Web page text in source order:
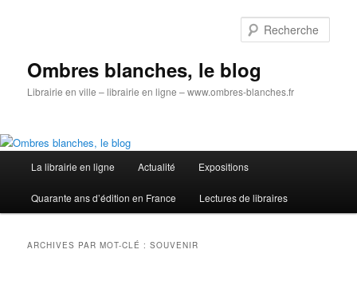
Ombres blanches, le blog
Librairie en ville – librairie en ligne – www.ombres-blanches.fr
principal
La librairie en ligne Actualité Expositions
Quarante ans d’édition en France Lectures de libraires
ARCHIVES PAR MOT-CLÉ :SOUVENIR